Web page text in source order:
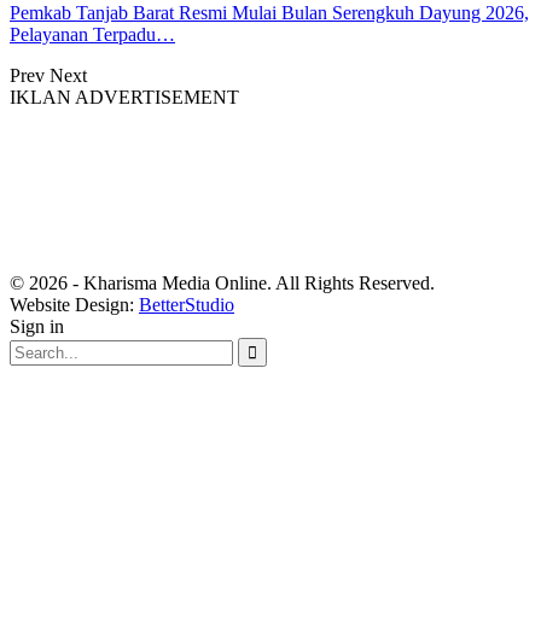
Pemkab Tanjab Barat Resmi Mulai Bulan Serengkuh Dayung 2026,
Pelayanan Terpadu…
Prev Next
IKLAN ADVERTISEMENT
© 2026 - Kharisma Media Online. All Rights Reserved.
Website Design: BetterStudio
Sign in